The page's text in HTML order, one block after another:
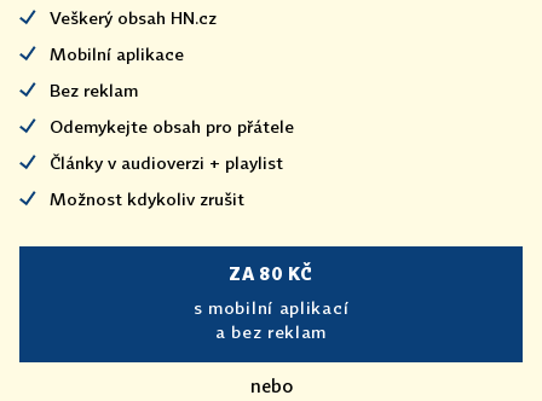
Veškerý obsah HN.cz
Mobilní aplikace
Bez reklam
Odemykejte obsah pro přátele
Články v audioverzi + playlist
Možnost kdykoliv zrušit
ZA 80 KČ
s mobilní aplikací
a bez reklam
nebo